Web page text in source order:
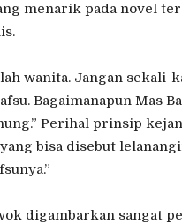
menarik pada novel
wanita. Jangan
Bagaimanapun Mas
Perihal prinsip
bisa disebut
digambarkan sangat